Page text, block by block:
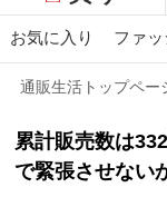
ー
バ
ュ
ー
お気に入り ファ
通販生活トップペー
累計販売数は
で緊張させない